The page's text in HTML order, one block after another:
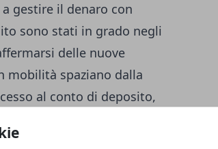
gestire il denaro con
sono stati in grado negli
delle nuove
mobilità spaziano dalla
al conto di deposito,
delle tasse con l'F24